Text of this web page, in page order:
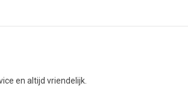
en altijd vriendelijk.